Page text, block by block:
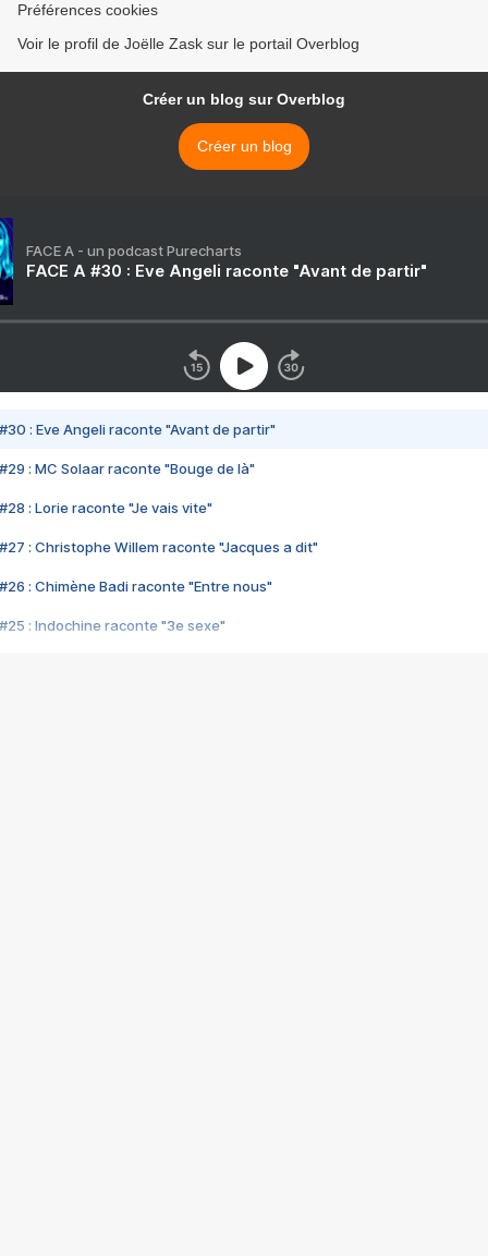
Préférences cookies
Voir le profil de Joëlle Zask sur le portail Overblog
Créer un blog sur Overblog
Créer un blog
FACE A - un podcast Purecharts
FACE A #30 : Eve Angeli raconte "Avant de partir"
#30 : Eve Angeli raconte "Avant de partir"
#29 : MC Solaar raconte "Bouge de là"
#28 : Lorie raconte "Je vais vite"
#27 : Christophe Willem raconte "Jacques a dit"
#26 : Chimène Badi raconte "Entre nous"
#25 : Indochine raconte "3e sexe"